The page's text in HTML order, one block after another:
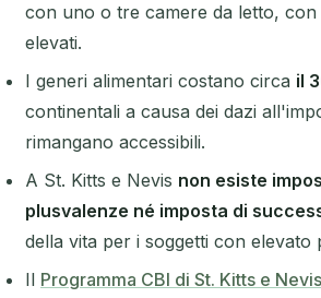
con uno o tre camere da letto,
elevati.
I generi alimentari costano circa il
continentali a causa dei dazi
rimangano accessibili.
A St. Kitts e Nevis non esiste
plusvalenze né imposta di
della vita per i soggetti con elevato
Il Programma CBI di St. Kitts e Nevis